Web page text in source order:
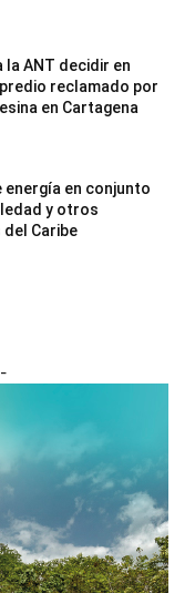
la ANT decidir en
reclamado por
en Cartagena
energía en conjunto
y otros
Caribe